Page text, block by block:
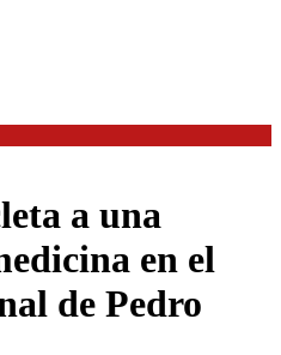
a una
en el
de Pedro